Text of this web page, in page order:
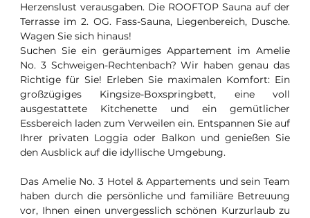
Herzenslust verausgaben. Die ROOFTOP Sauna auf der
Terrasse im 2. OG. Fass-Sauna, Liegenbereich, Dusche.
Wagen Sie sich hinaus!
Suchen Sie ein geräumiges Appartement im Amelie
No. 3 Schweigen-Rechtenbach? Wir haben genau das
Richtige für Sie! Erleben Sie maximalen Komfort: Ein
großzügiges Kingsize-Boxspringbett, eine voll
ausgestattete Kitchenette und ein gemütlicher
Essbereich laden zum Verweilen ein. Entspannen Sie auf
Ihrer privaten Loggia oder Balkon und genießen Sie
den Ausblick auf die idyllische Umgebung.
Das Amelie No. 3 Hotel & Appartements und sein Team
haben durch die persönliche und familiäre Betreuung
vor, Ihnen einen unvergesslich schönen Kurzurlaub zu